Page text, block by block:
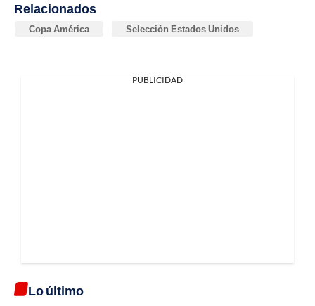
Relacionados
Copa América Selección Estados Unidos
PUBLICIDAD
Lo último